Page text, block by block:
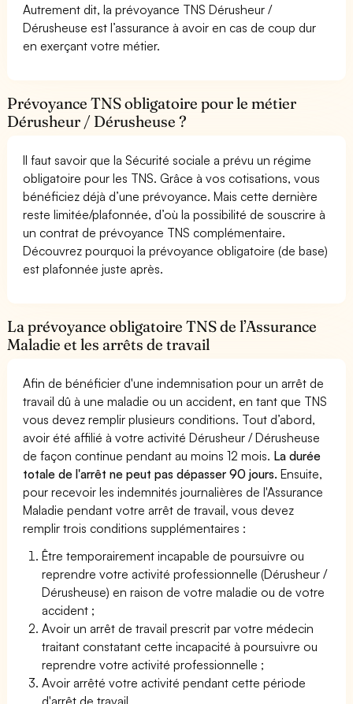
Autrement dit, la prévoyance TNS Dérusheur /
Dérusheuse est l’assurance à avoir en cas de coup dur
en exerçant votre métier.
Prévoyance TNS obligatoire pour le métier
Dérusheur / Dérusheuse ?
Il faut savoir que la Sécurité sociale a prévu un régime
obligatoire pour les TNS. Grâce à vos cotisations, vous
bénéficiez déjà d’une prévoyance. Mais cette dernière
reste limitée/plafonnée, d’où la possibilité de souscrire à
un contrat de prévoyance TNS complémentaire.
Découvrez pourquoi la prévoyance obligatoire (de base)
est plafonnée juste après.
La prévoyance obligatoire TNS de l’Assurance
Maladie et les arrêts de travail
Afin de bénéficier d'une indemnisation pour un arrêt de
travail dû à une maladie ou un accident, en tant que TNS
vous devez remplir plusieurs conditions. Tout d’abord,
avoir été affilié à votre activité Dérusheur / Dérusheuse
de façon continue pendant au moins 12 mois. La durée
totale de l'arrêt ne peut pas dépasser 90 jours. Ensuite,
pour recevoir les indemnités journalières de l'Assurance
Maladie pendant votre arrêt de travail, vous devez
remplir trois conditions supplémentaires :
Être temporairement incapable de poursuivre ou
reprendre votre activité professionnelle (Dérusheur /
Dérusheuse) en raison de votre maladie ou de votre
accident ;
Avoir un arrêt de travail prescrit par votre médecin
traitant constatant cette incapacité à poursuivre ou
reprendre votre activité professionnelle ;
Avoir arrêté votre activité pendant cette période
d'arrêt de travail.